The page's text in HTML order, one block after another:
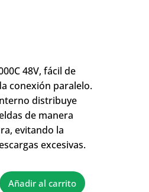
48V, fácil de
conexión paralelo.
distribuye
de manera
evitando la
excesivas.
Añadir al carrito